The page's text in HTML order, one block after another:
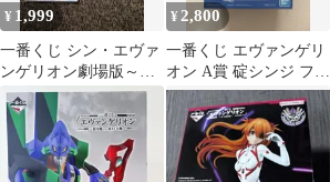
¥ 1,999
一番くじ シン・エヴァ
ンゲリオン劇場版～初
号機、覚醒…D賞 渚カ
ヲル フィギュア
¥ 2,800
一番くじ エヴァンゲリ
オン A賞 碇シンジ フィ
ギュア